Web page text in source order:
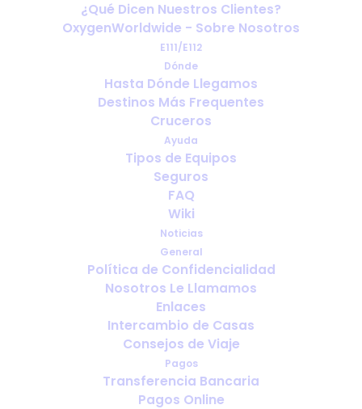
¿Qué Dicen Nuestros Clientes?
OxygenWorldwide - Sobre Nosotros
E111/E112
Dónde
Hasta Dónde Llegamos
Destinos Más Frequentes
Cruceros
Ayuda
Tipos de Equipos
Seguros
FAQ
Wiki
Noticias
General
Política de Confidencialidad
Nosotros Le Llamamos
Enlaces
Intercambio de Casas
Consejos de Viaje
Pagos
Transferencia Bancaria
Pagos Online
¿Con cuánta antelación debo
reservar el oxígeno para viajar?